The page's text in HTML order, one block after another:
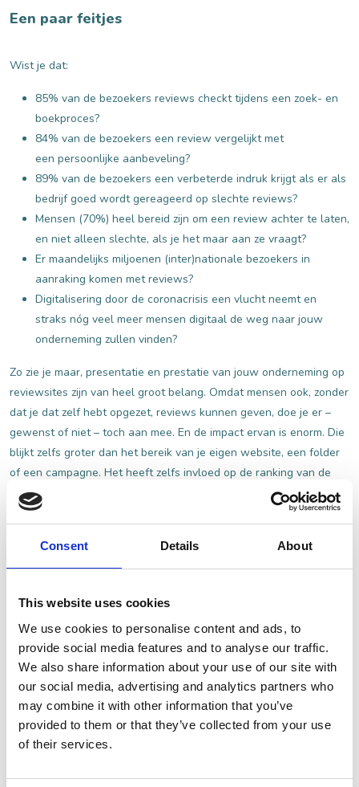
Consent Details About
This website uses cookies
We use cookies to personalise content and ads, to
provide social media features and to analyse our traffic.
We also share information about your use of our site with
our social media, advertising and analytics partners who
may combine it with other information that you’ve
provided to them or that they’ve collected from your use
of their services.
Een paar feitjes
Wist je dat:
85% van de bezoekers reviews checkt tijdens een zoek- en
boekproces?
84% van de bezoekers een review vergelijkt met
een persoonlijke aanbeveling?
89% van de bezoekers een verbeterde indruk krijgt als er als
bedrijf goed wordt gereageerd op slechte reviews?
Mensen (70%) heel bereid zijn om een review achter te laten,
en niet alleen slechte, als je het maar aan ze vraagt?
Er maandelijks miljoenen (inter)nationale bezoekers in
aanraking komen met reviews?
Digitalisering door de coronacrisis een vlucht neemt en
straks nóg veel meer mensen digitaal de weg naar jouw
onderneming zullen vinden?
Zo zie je maar, presentatie en prestatie van jouw onderneming op
reviewsites zijn van heel groot belang. Omdat mensen ook, zonder
dat je dat zelf hebt opgezet, reviews kunnen geven, doe je er –
gewenst of niet – toch aan mee. En de impact ervan is enorm. Die
blijkt zelfs groter dan het bereik van je eigen website, een folder
of een campagne. Het heeft zelfs invloed op de ranking van de
reviewsites van Google en TripAdvisor.
Je kan het dus beter zelf
mee in de hand houden en er vandaag nog mee aan de slag gaan.
Start in vijf stappen
Claim de accounts van je bedrijf/ locatie op de belangrijkste
reviewsites. Zo kun je jouw presentatie aanpassen én
reageren op reviews.
Presenteer je op reviewsites met goede teksten en mooie
foto’s.
Reageer op reviews. Bedank de reviewer voor een mooie